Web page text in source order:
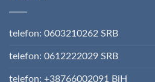
telefon: 0603210262 SRB
telefon: 0612222029 SRB
telefon: +38766002091 BiH